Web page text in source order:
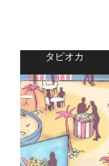
タピオカ